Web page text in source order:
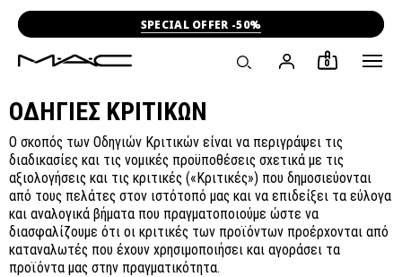
SPECIAL OFFER -50%
0
ΟΔΗΓΊΕΣ ΚΡΙΤΙΚΏΝ
Ο σκοπός των Οδηγιών Κριτικών είναι να περιγράψει τις
διαδικασίες και τις νομικές προϋποθέσεις σχετικά με τις
αξιολογήσεις και τις κριτικές («Κριτικές») που δημοσιεύονται
από τους πελάτες στον ιστότοπό μας και να επιδείξει τα εύλογα
και αναλογικά βήματα που πραγματοποιούμε ώστε να
διασφαλίζουμε ότι οι κριτικές των προϊόντων προέρχονται από
καταναλωτές που έχουν χρησιμοποιήσει και αγοράσει τα
προϊόντα μας στην πραγματικότητα.